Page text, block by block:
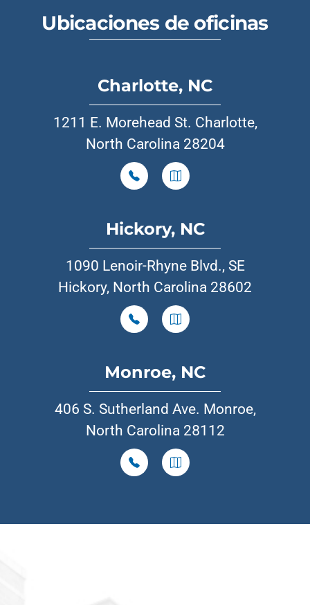
Ubicaciones de oficinas
Charlotte, NC
1211 E. Morehead St. Charlotte,
North Carolina 28204
Hickory, NC
1090 Lenoir-Rhyne Blvd., SE
Hickory, North Carolina 28602
Monroe, NC
406 S. Sutherland Ave. Monroe,
North Carolina 28112